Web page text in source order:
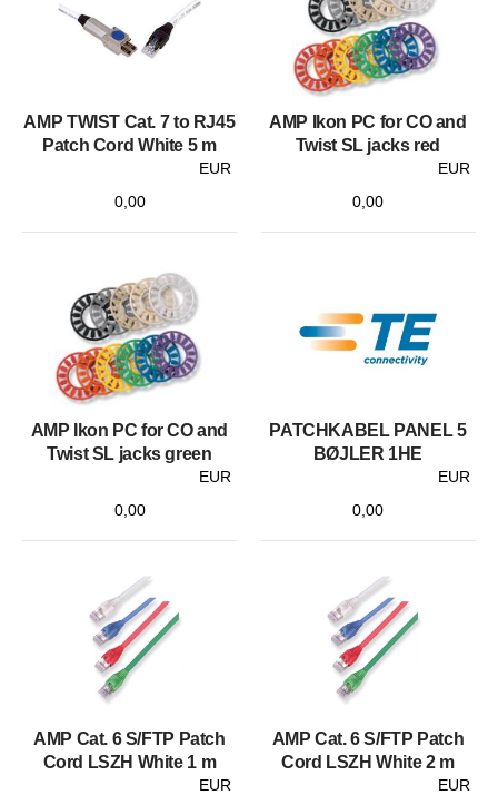
AMP TWIST Cat. 7 to RJ45
Patch Cord White 5 m
EUR
0,00
AMP Ikon PC for CO and
Twist SL jacks red
EUR
0,00
AMP Ikon PC for CO and
Twist SL jacks green
EUR
0,00
PATCHKABEL PANEL 5
BØJLER 1HE
EUR
0,00
AMP Cat. 6 S/FTP Patch
Cord LSZH White 1 m
EUR
AMP Cat. 6 S/FTP Patch
Cord LSZH White 2 m
EUR